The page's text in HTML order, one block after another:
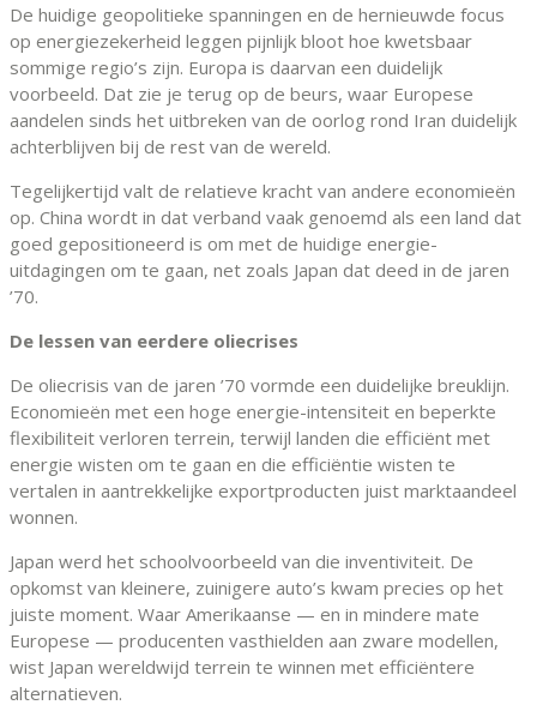
De huidige geopolitieke spanningen en de hernieuwde focus
op energiezekerheid leggen pijnlijk bloot hoe kwetsbaar
sommige regio’s zijn. Europa is daarvan een duidelijk
voorbeeld. Dat zie je terug op de beurs, waar Europese
aandelen sinds het uitbreken van de oorlog rond Iran duidelijk
achterblijven bij de rest van de wereld.
Tegelijkertijd valt de relatieve kracht van andere economieën
op. China wordt in dat verband vaak genoemd als een land dat
goed gepositioneerd is om met de huidige energie-
uitdagingen om te gaan, net zoals Japan dat deed in de jaren
’70.
De lessen van eerdere oliecrises
De oliecrisis van de jaren ’70 vormde een duidelijke breuklijn.
Economieën met een hoge energie-intensiteit en beperkte
flexibiliteit verloren terrein, terwijl landen die efficiënt met
energie wisten om te gaan en die efficiëntie wisten te
vertalen in aantrekkelijke exportproducten juist marktaandeel
wonnen.
Japan werd het schoolvoorbeeld van die inventiviteit. De
opkomst van kleinere, zuinigere auto’s kwam precies op het
juiste moment. Waar Amerikaanse — en in mindere mate
Europese — producenten vasthielden aan zware modellen,
wist Japan wereldwijd terrein te winnen met efficiëntere
alternatieven.